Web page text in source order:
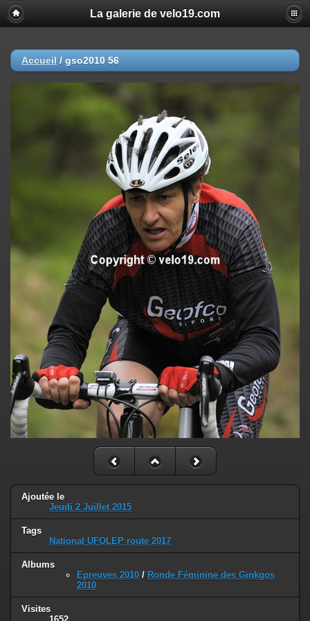
La galerie de velo19.com
Accueil / gso2010 56
Ajoutée le
Jeudi 2 Juillet 2015
Tags
National UFOLEP route 2017
Albums
Epreuves 2010 / Ronde Féminine des Ginkgos
2010
Visites